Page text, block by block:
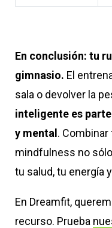
En conclusión: tu
gimnasio. El
sala o devolver la
inteligente es
y mental .
mindfulness no
tu salud, tu energía
En Dreamfit,
recurso. Prueba